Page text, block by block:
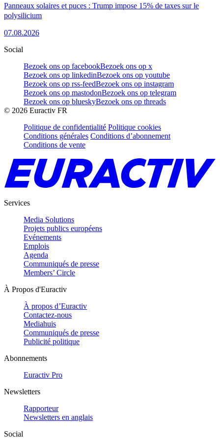
Panneaux solaires et puces : Trump impose 15% de taxes sur le
polysilicium
07.08.2026
Social
Bezoek ons op facebookBezoek ons op x
Bezoek ons op linkedinBezoek ons op youtube
Bezoek ons op rss-feedBezoek ons op instagram
Bezoek ons op mastodonBezoek ons op telegram
Bezoek ons op blueskyBezoek ons op threads
© 2026 Euractiv FR
Politique de confidentialité Politique cookies
Conditions générales Conditions d’abonnement
Conditions de vente
Services
Media Solutions
Projets publics européens
Evénements
Emplois
Agenda
Communiqués de presse
Members’ Circle
À Propos d'Euractiv
À propos d’Euractiv
Contactez-nous
Mediahuis
Communiqués de presse
Publicité politique
Abonnements
Euractiv Pro
Newsletters
Rapporteur
Newsletters en anglais
Social